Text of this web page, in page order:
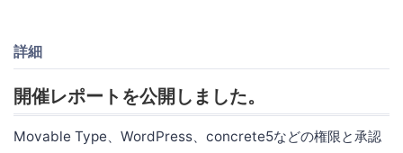
詳細
開催レポートを公開しました。
Movable Type、WordPress、concrete5などの権限と承認